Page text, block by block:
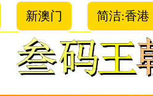
新澳门 简洁:香港